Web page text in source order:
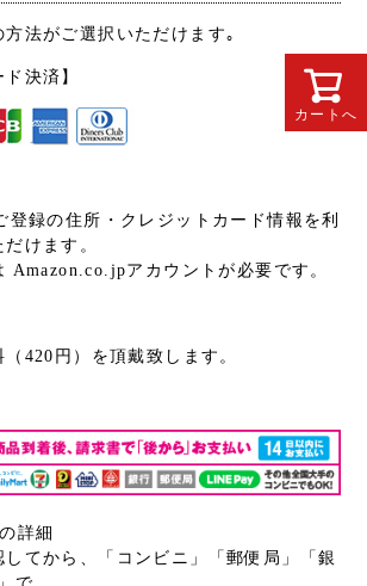
カートへ
法がご選択いただけます｡
決済】
録の住所・クレジットカード情報を利
けます。
Amazon.co.jpアカウントが必要です。
420円）を頂戴致します。
詳細
てから、「コンビニ」「郵便局」「銀